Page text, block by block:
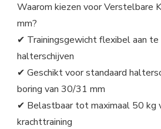
Waarom kiezen voor Verstelbare
mm?
✔ Trainingsgewicht flexibel aan
halterschijven
✔ Geschikt voor standaard
boring van 30/31 mm
✔ Belastbaar tot maximaal 50 kg
krachttraining